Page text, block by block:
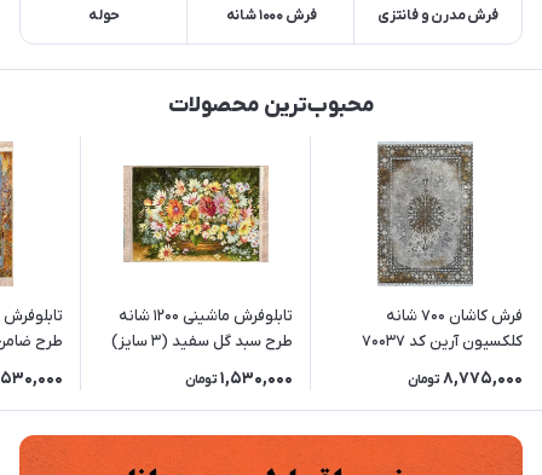
فرش مدرن و فانتزی فرش 1000 شانه حوله
محبوب‌ترین محصولات
فرش کاشان 700 شانه
کلکسیون آرین کد 70037
زمینه دودی-طلایی (برجسته)
8,775,000 تومان
تابلوفرش ماشینی 1200 شانه
طرح سبد گل سفید (3 سایز)
1,530,000 تومان
طرح ضامن